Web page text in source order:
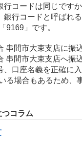
行コードは同じですか
銀行コードと呼ばれ
9169」です。
串間市大束支店に振
串間市大束支店へ振
、口座名義を正確に
る場合もあるため、
コラム